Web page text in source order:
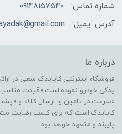
شماره تماس:
09148157540
آدرس ایمیل:
درباره ما
فروشگاه اینترنتی کایایدک سعی در
یدکی خودرو نموده است.«قیمت مناسب
«سرعت در تامین و ارسال کالا» و
کایایدک است که برای کسب رضایت
پایبند و متعهد خواهد بود